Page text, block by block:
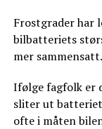
Frostgrader har
bilbatteriets
mer sammensatt.
Ifølge fagfolk er
sliter ut
ofte i måten